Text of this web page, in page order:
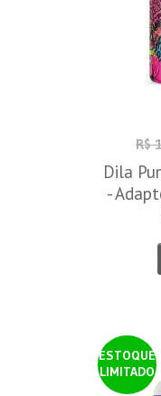
R$
Dila
-
ESTOQUE
LIMITADO